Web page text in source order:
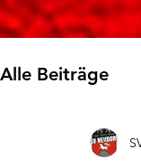
Alle Beiträge
Skilanglauf